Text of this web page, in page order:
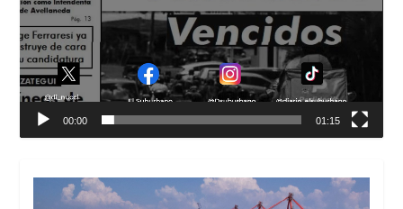
00:00 01:15